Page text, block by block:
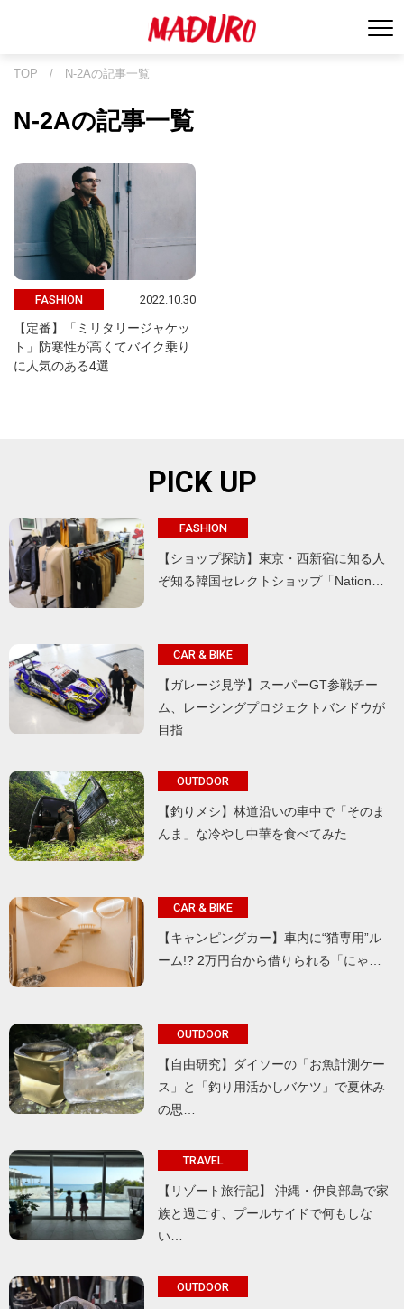
TOP / N-2Aの記事一覧
N-2Aの記事一覧
FASHION 2022.10.30
【定番】「ミリタリージャケッ
ト」防寒性が高くてバイク乗り
に人気のある4選
PICK UP
FASHION
【ショップ探訪】東京・西新宿に知る人
ぞ知る韓国セレクトショップ「Nation…
CAR & BIKE
【ガレージ見学】スーパーGT参戦チー
ム、レーシングプロジェクトバンドウが
目指…
OUTDOOR
【釣りメシ】林道沿いの車中で「そのま
んま」な冷やし中華を食べてみた
CAR & BIKE
【キャンピングカー】車内に“猫専用”ル
ーム!? 2万円台から借りられる「にゃ…
OUTDOOR
【自由研究】ダイソーの「お魚計測ケー
ス」と「釣り用活かしバケツ」で夏休み
の思…
TRAVEL
【リゾート旅行記】 沖縄・伊良部島で家
族と過ごす、プールサイドで何もしな
い…
OUTDOOR